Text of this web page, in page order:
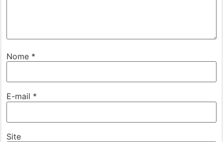
Nome *
E-mail *
Site